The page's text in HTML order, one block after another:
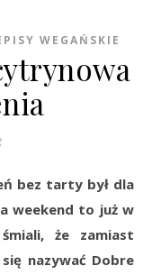
WEGAŃSKIE
bez tarty był dla
weekend to już w
że zamiast
nazywać Dobre